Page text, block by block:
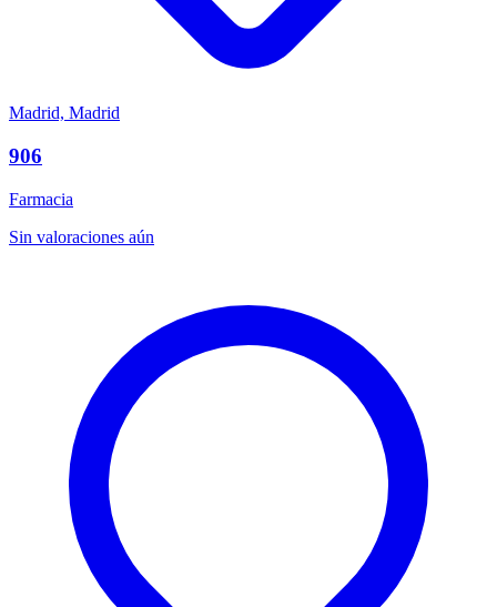
Madrid, Madrid
906
Farmacia
Sin valoraciones aún